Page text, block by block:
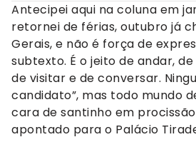
Antecipei aqui na coluna em
retornei de férias, outubro já
Gerais, e não é força de
subtexto. É o jeito de andar,
de visitar e de conversar.
candidato”, mas todo mundo
cara de santinho em
apontado para o Palácio